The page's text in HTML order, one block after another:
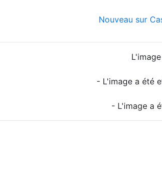
Nouveau sur
- L'image a été
- L'image a